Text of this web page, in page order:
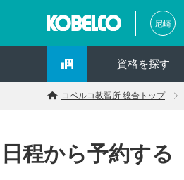
尼崎
資格を探す
コベルコ教習所 総合トップ
日程から予約する